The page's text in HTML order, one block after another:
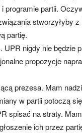
programie partii.
stworzyłyby
partię.
nigdy nie będzie
propozycje
prezesa. Mam
w partii potoczą
spisać na straty.
ich przez